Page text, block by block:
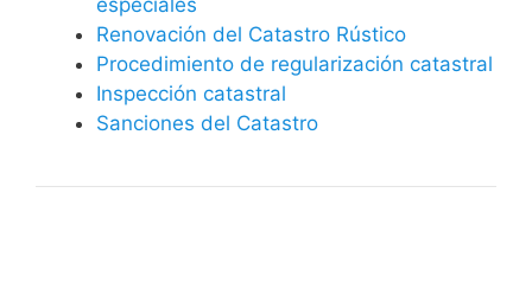
especiales
Renovación del Catastro Rústico
Procedimiento de regularización catastral
Inspección catastral
Sanciones del Catastro